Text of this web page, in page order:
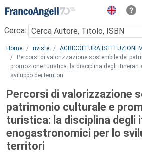
Menu
Cerca:
Main content
Home riviste AGRICOLTURA ISTITUZIONI
Percorsi di valorizzazione sostenibile del
promozione turistica: la disciplina degli itinerari
sviluppo dei territori
Percorsi di valorizzazione
patrimonio culturale e
turistica: la disciplina degli
enogastronomici per lo
territori